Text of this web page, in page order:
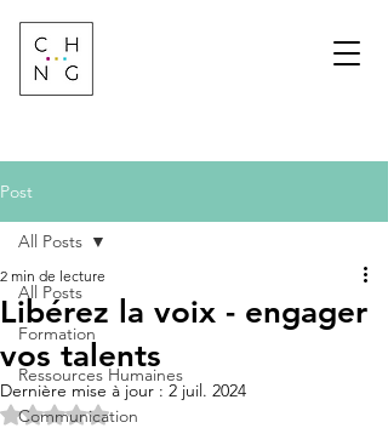
Post
All Posts
Formation
Ressources Humaines
Communication
All Posts
Libérez la voix - engager
vos talents
2 min de lecture
Dernière mise à jour : 2 juil. 2024
Noté NaN étoiles sur 5.